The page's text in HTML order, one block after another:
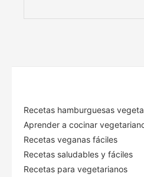
Recetas hamburguesas
Aprender a cocinar
Recetas veganas fáciles
Recetas saludables y fáciles
Recetas para vegetarianos